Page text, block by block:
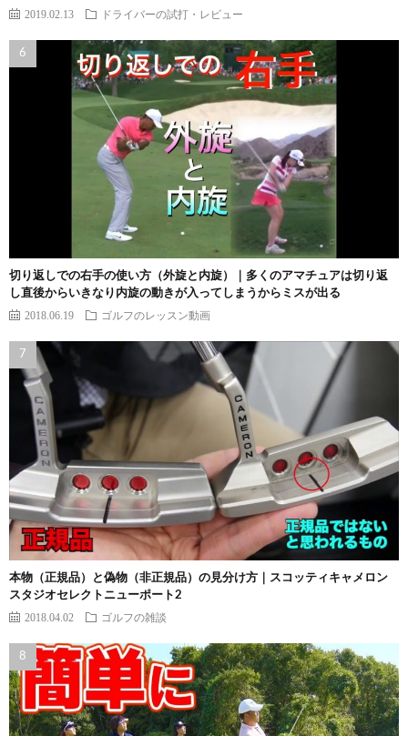
2019.02.13 ドライバーの試打・レビュー
切り返しでの右手の使い方（外旋と内旋）｜多くのアマチュアは切り返
し直後からいきなり内旋の動きが入ってしまうからミスが出る
2018.06.19 ゴルフのレッスン動画
本物（正規品）と偽物（非正規品）の見分け方｜スコッティキャメロン
スタジオセレクトニューポート2
2018.04.02 ゴルフの雑談